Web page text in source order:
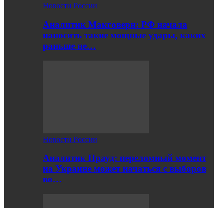
Новости России
Аналитик Макговерн: РФ начала
наносить такие мощные удары, каких
раньше не…
Новости России
Аналитик Прауд: переломный момент
на Украине может начаться с выборов
во…